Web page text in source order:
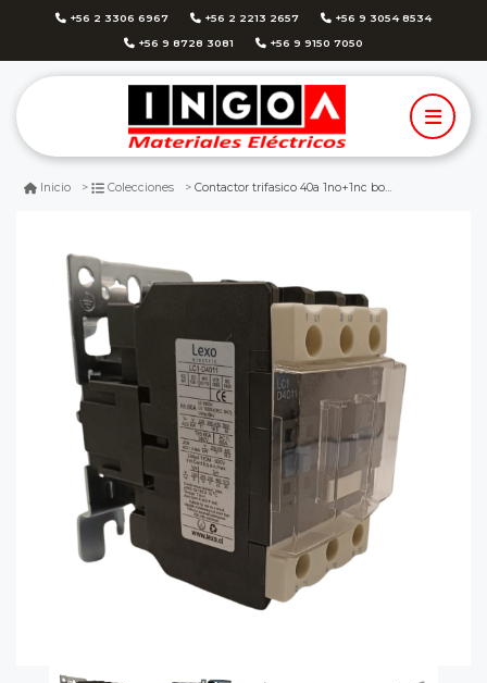
+56 2 3306 6967 +56 2 2213 2657 +56 9 3054 8534
+56 9 8728 3081 +56 9 9150 7050
Inicio Colecciones Contactor trifasico 40a 1no+1nc bobina 220v lexo